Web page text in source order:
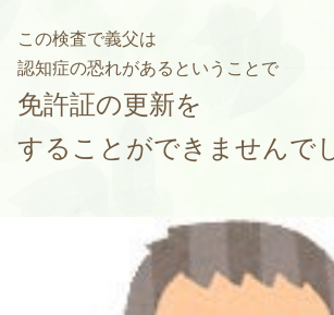
この検査で義父は
認知症の恐れがあるということで
免許証の更新を
することができませんで